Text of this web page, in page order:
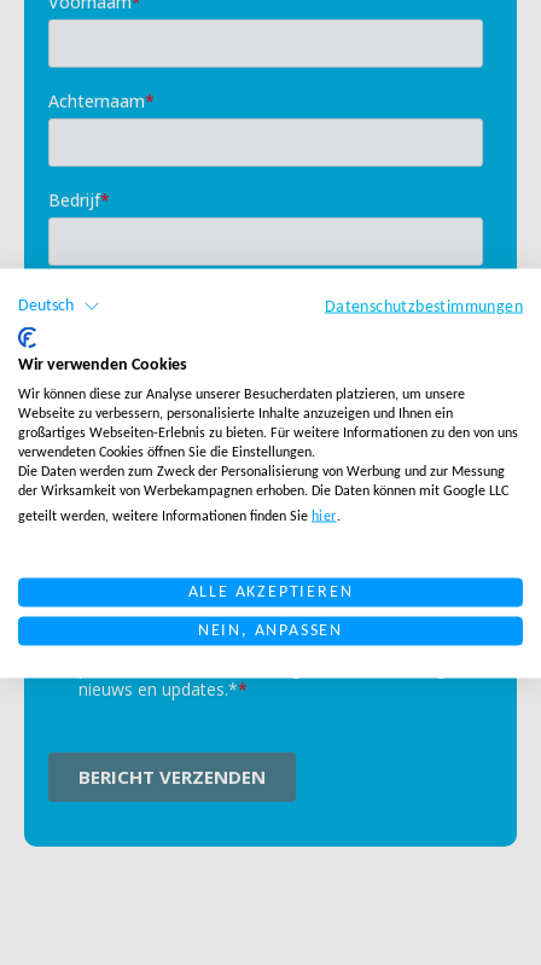
Deutsch Datenschutzbestimmungen
Wir verwenden Cookies
Wir können diese zur Analyse unserer Besucherdaten platzieren, um unsere
Webseite zu verbessern, personalisierte Inhalte anzuzeigen und Ihnen ein
großartiges Webseiten-Erlebnis zu bieten. Für weitere Informationen zu den von uns
verwendeten Cookies öffnen Sie die Einstellungen.
Die Daten werden zum Zweck der Personalisierung von Werbung und zur Messung
der Wirksamkeit von Werbekampagnen erhoben. Die Daten können mit Google LLC
geteilt werden, weitere Informationen finden Sie hier.
ALLE AKZEPTIEREN
NEIN, ANPASSEN